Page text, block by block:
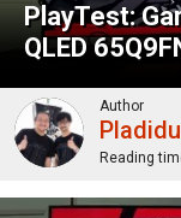
PlayTest:
QLED
Author
Reading